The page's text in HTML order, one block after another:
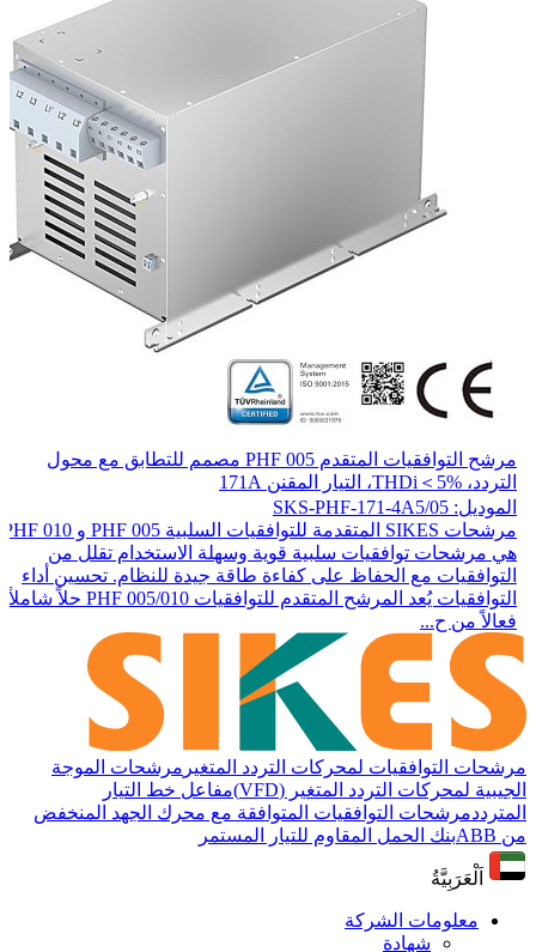
مرشح التوافقيات المتقدم PHF 005 مصمم للتطابق مع محول
التردد، THDi＜5%، التيار المقنن 171A
الموديل: SKS-PHF-171-4A5/05
مرشحات SIKES المتقدمة للتوافقيات السلبية PHF 005 و PHF 010
هي مرشحات توافقيات سلبية قوية وسهلة الاستخدام تقلل من
التوافقيات مع الحفاظ على كفاءة طاقة جيدة للنظام. تحسين أداء
التوافقيات يُعد المرشح المتقدم للتوافقيات PHF 005/010 حلاً شاملاً
فعالاً من ح...
مرشحات التوافقيات لمحركات التردد المتغير مرشحات الموجة
الجيبية لمحركات التردد المتغير (VFD)
مفاعل خط التيار
المترددمرشحات التوافقيات المتوافقة مع محرك الجهد المنخفض
من ABB
بنك الحمل المقاوم للتيار المستمر
اَلْعَرَبِيَّةُ
معلومات الشركة
شهادة